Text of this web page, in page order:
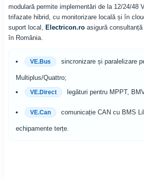
modulară permite implementări de la 12/24/48
trifazate hibrid, cu monitorizare locală și în
suport local, Electricon.ro asigură
în România.
VE.Bus sincronizare și paralelizare
Multiplus/Quattro;
VE.Direct legături pentru MPPT,
VE.Can comunicație CAN cu BMS
echipamente terțe.